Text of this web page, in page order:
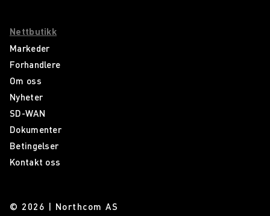
Nettbutikk
Markeder
Forhandlere
Om oss
Nyheter
SD-WAN
Dokumenter
Betingelser
Kontakt oss
© 2026 | Northcom AS